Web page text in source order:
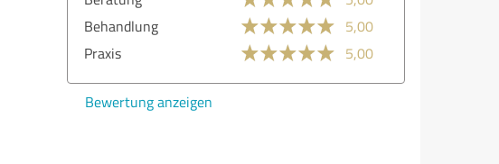
Behandlung
5,00
Praxis
5,00
Bewertung anzeigen